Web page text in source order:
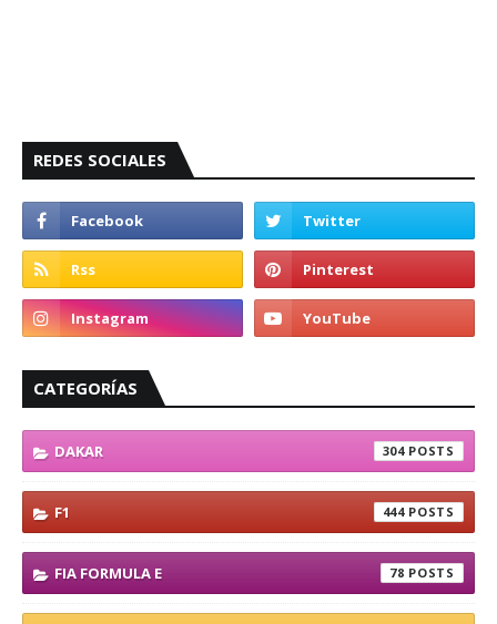
REDES SOCIALES
CATEGORÍAS
DAKAR 304
F1 444
FIA FORMULA E 78